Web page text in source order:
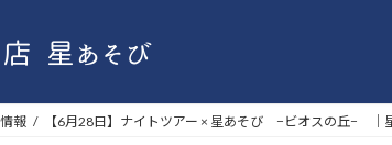
報 【6月28日】ナイトツアー × 星あそび −ビオスの丘− ｜